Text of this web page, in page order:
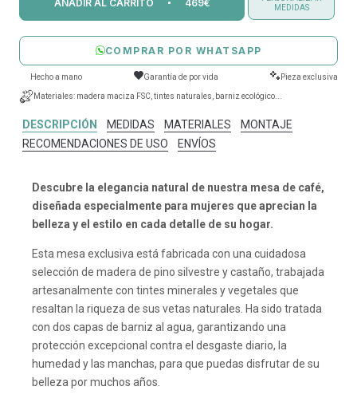
AÑADIR AL CARRITO 469€
MEDIDAS
COMPRAR POR WHATSAPP
Hecho a mano Garantía de por vida Pieza exclusiva
Materiales: madera maciza FSC, tintes naturales, barniz ecológico...
DESCRIPCIÓN MEDIDAS MATERIALES
MONTAJE
RECOMENDACIONES DE USO
ENVÍOS
Descubre la elegancia natural de nuestra mesa de café,
diseñada especialmente para mujeres que aprecian la
belleza y el estilo en cada detalle de su hogar.
Esta mesa exclusiva está fabricada con una cuidadosa
selección de madera de pino silvestre y castaño, trabajada
artesanalmente con tintes minerales y vegetales que
resaltan la riqueza de sus vetas naturales. Ha sido tratada
con dos capas de barniz al agua, garantizando una
protección excepcional contra el desgaste diario, la
humedad y las manchas, para que puedas disfrutar de su
belleza por muchos años.